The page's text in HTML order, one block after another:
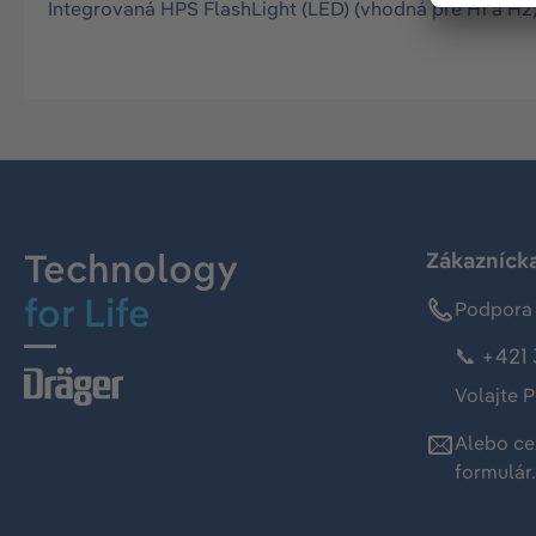
Integrovaná HPS FlashLight (LED) (vhodná pre H1 a
Technology
for Life
📞
Volajte
Alebo
formulár.